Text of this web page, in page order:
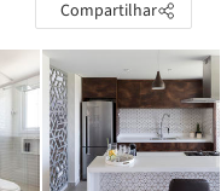
Compartilhar